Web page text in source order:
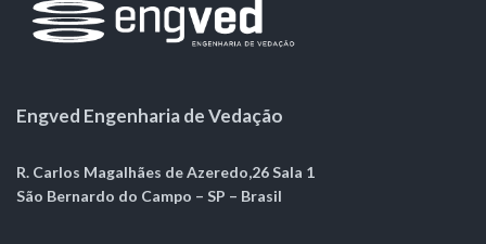
Engved Engenharia de Vedação
R. Carlos Magalhães de Azeredo,26 Sala 1
São Bernardo do Campo – SP – Brasil